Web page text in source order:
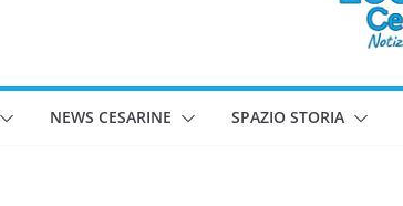
NEWS CESARINE SPAZIO STORIA